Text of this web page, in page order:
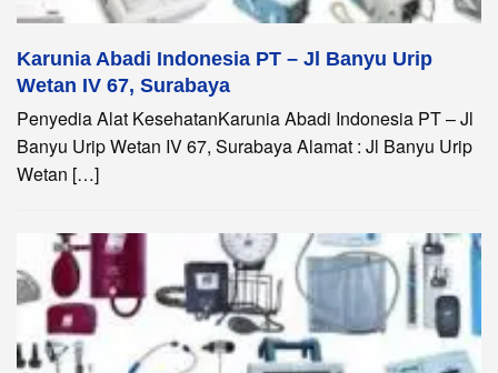
Karunia Abadi Indonesia PT – Jl Banyu Urip
Wetan IV 67, Surabaya
Penyedia Alat KesehatanKarunia Abadi Indonesia PT – Jl
Banyu Urip Wetan IV 67, Surabaya Alamat : Jl Banyu Urip
Wetan […]